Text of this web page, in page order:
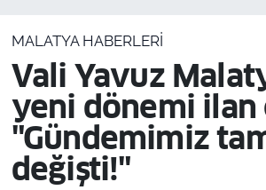
MALATYA HABERLERI
Vali Yavuz
yeni dönemi ilan
"Gündemimiz
değişti!"
Resmi İlanlar
Son Dakika Haberleri
Haber Arşivi